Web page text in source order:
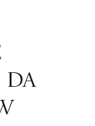
DA